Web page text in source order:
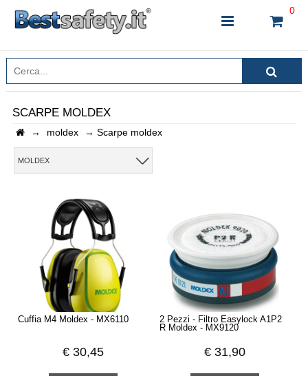
0
INSERISCI IL NOME DEL PRODOTTO CHE STAI
CERCANDO
SCARPE MOLDEX
→ moldex → Scarpe moldex
MOLDEX
Cuffia M4 Moldex - MX6110
€ 30,45
2 Pezzi - Filtro Easylock A1P2
R Moldex - MX9120
€ 31,90